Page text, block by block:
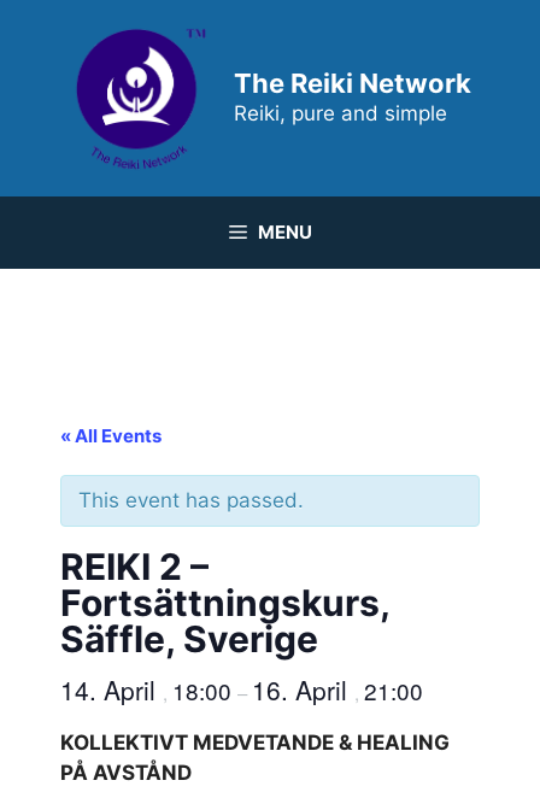
The Reiki Network
Reiki, pure and simple
MENU
« All Events
This event has passed.
REIKI 2 –
Fortsättningskurs,
Säffle, Sverige
14. April , 18:00 – 16. April , 21:00
KOLLEKTIVT MEDVETANDE & HEALING
PÅ AVSTÅND